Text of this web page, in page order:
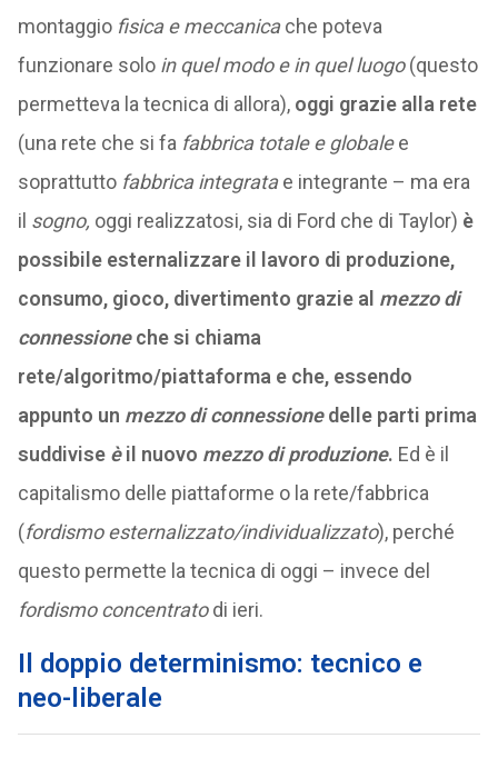
montaggio fisica e meccanicache poteva
funzionare solo in quel modo e in quel luogo(questo
permetteva la tecnica di allora), oggi grazie alla rete
(una rete che si fa fabbrica totale e globalee
soprattutto fabbrica integratae integrante – ma era
il sogno, oggi realizzatosi, sia di Ford che di Taylor) è
possibile esternalizzare il lavoro di produzione,
consumo, gioco, divertimento grazie al mezzo di
connessioneche si chiama
rete/algoritmo/piattaforma e che, essendo
appunto un mezzo di connessionedelle parti prima
suddivise èil nuovo mezzo di produzione. Ed è il
capitalismo delle piattaforme o la rete/fabbrica
(fordismo esternalizzato/individualizzato), perché
questo permette la tecnica di oggi – invece del
fordismo concentratodi ieri.
Il doppio determinismo: tecnico e
neo-liberale